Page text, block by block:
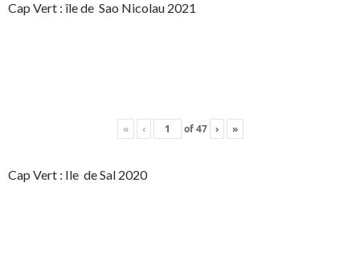
Cap Vert : île de Sao Nicolau 2021
« ‹ of47 › »
Cap Vert : Ile de Sal 2020